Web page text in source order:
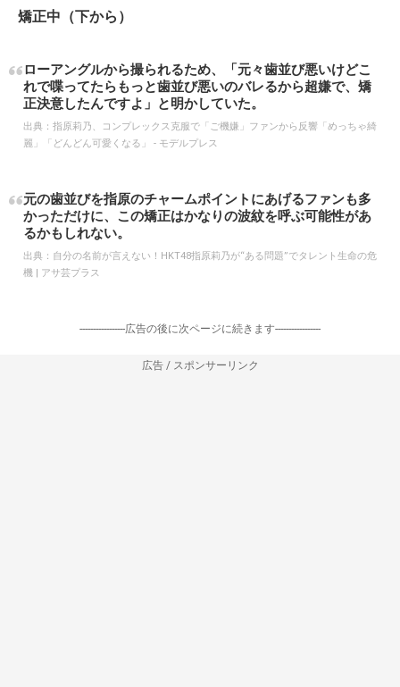
矯正中（下から）
ローアングルから撮られるため、「元々歯並び悪いけどこ
れで喋ってたらもっと歯並び悪いのバレるから超嫌で、矯
正決意したんですよ」と明かしていた。
出典： 指原莉乃、コンプレックス克服で「ご機嫌」ファンから反響「めっちゃ綺
麗」「どんどん可愛くなる」 - モデルプレス
元の歯並びを指原のチャームポイントにあげるファンも多
かっただけに、この矯正はかなりの波紋を呼ぶ可能性があ
るかもしれない。
出典： 自分の名前が言えない！HKT48指原莉乃が“ある問題”でタレント生命の危
機 | アサ芸プラス
-----------------広告の後に次ページに続きます-----------------
広告 / スポンサーリンク